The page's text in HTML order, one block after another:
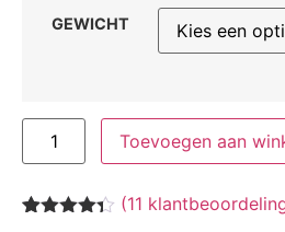
GEWICHT
Toevoegen aan
(11